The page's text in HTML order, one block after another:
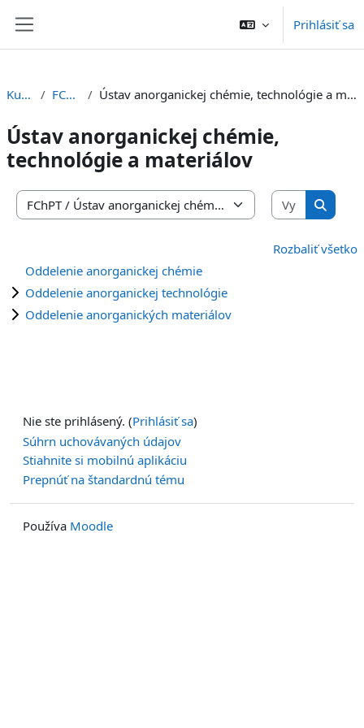
Prihlásiť sa
Kurzy FChPT Ústav anorganickej chémie, technológie a materiálov
Ústav anorganickej chémie,
technológie a materiálov
Kategórie kurzov
Vyhľadať
Rozbaliť všetko
Oddelenie anorganickej chémie
Oddelenie anorganickej technológie
Oddelenie anorganických materiálov
Nie ste prihlásený. (Prihlásiť sa)
Súhrn uchovávaných údajov
Stiahnite si mobilnú aplikáciu
Prepnúť na štandardnú tému
Používa Moodle